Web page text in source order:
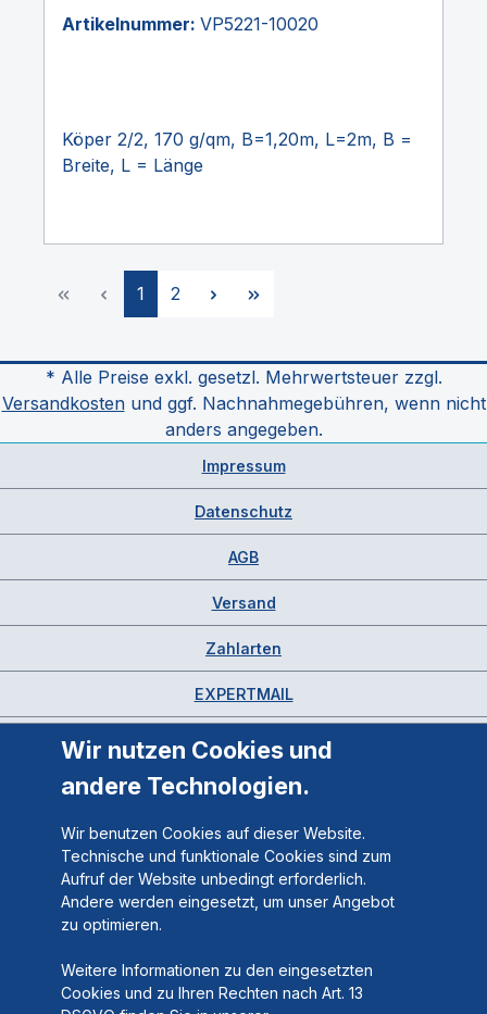
Artikelnummer: VP5221-10020
Köper 2/2, 170 g/qm, B=1,20m, L=2m, B =
Breite, L = Länge
Seite
1 Seite
2
* Alle Preise exkl. gesetzl. Mehrwertsteuer zzgl.
Versandkostenund ggf. Nachnahmegebühren, wenn nicht
anders angegeben.
Impressum
Datenschutz
AGB
Versand
Zahlarten
EXPERTMAIL
Wir nutzen Cookies und
andere Technologien.
Wir benutzen Cookies auf dieser Website.
Technische und funktionale Cookies sind zum
Aufruf der Website unbedingt erforderlich.
Andere werden eingesetzt, um unser Angebot
zu optimieren.
Weitere Informationen zu den eingesetzten
Cookies und zu Ihren Rechten nach Art. 13